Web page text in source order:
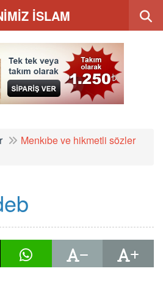
İSLAM
Menkıbe ve hikmetli sözler